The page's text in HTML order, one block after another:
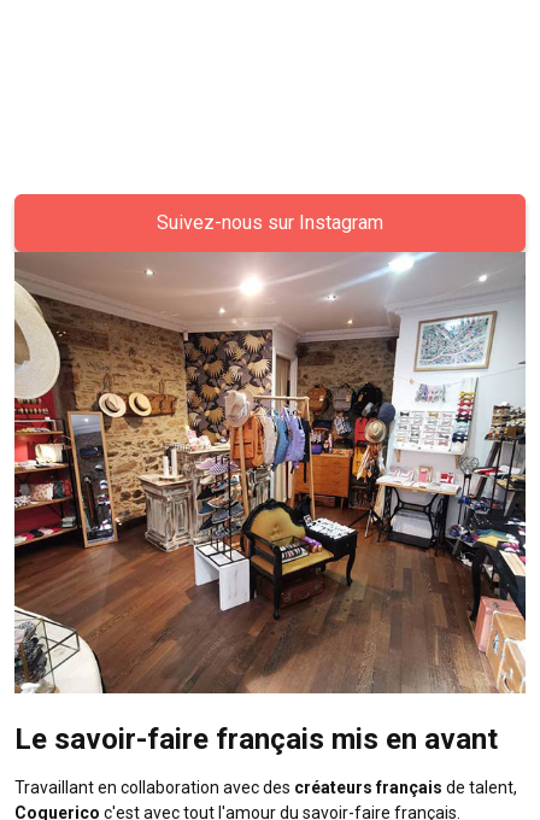
Suivez-nous sur Instagram
Le savoir-faire français mis en avant
Travaillant en collaboration avec des créateurs français de talent,
Coquerico c'est avec tout l'amour du savoir-faire français.